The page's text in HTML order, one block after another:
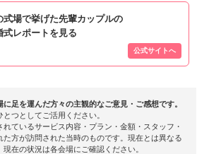
をテーマにしたご結婚式が
評頂けたこととても嬉しく思います。
ィネートもとてもマッチしていて
た。
た。
お立ち寄りの際は
式場で挙げた先輩カップルの
式レポートを見る
足を運んだ方々の主観的なご意見・ご感想です。
つとしてご活用ください。
れているサービス内容・プラン・金額・スタッフ・
た方が訪問された当時のものです。現在とは異なる
在の状況は各会場にご確認ください。